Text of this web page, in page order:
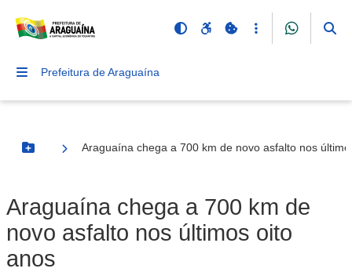
Prefeitura de Araguaína
Botão Menu
Araguaína chega a 700 km de novo asfalto nos
Araguaína chega a 700 km de
novo asfalto nos últimos oito
anos